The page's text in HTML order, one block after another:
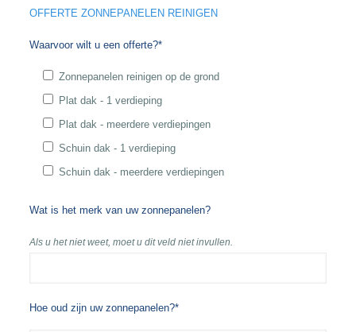
OFFERTE ZONNEPANELEN REINIGEN
Waarvoor wilt u een offerte?*
Zonnepanelen reinigen op de grond
Plat dak - 1 verdieping
Plat dak - meerdere verdiepingen
Schuin dak - 1 verdieping
Schuin dak - meerdere verdiepingen
Wat is het merk van uw zonnepanelen?
Als u het niet weet, moet u dit veld niet invullen.
Hoe oud zijn uw zonnepanelen?*